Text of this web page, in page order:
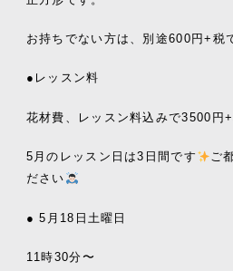
お持ちでない方は、別途600円+税
●レッスン料
花材費、レッスン料込みで3500円
5月のレッスン日は3日間です
ご
ださい
● 5月18日土曜日
11時30分〜